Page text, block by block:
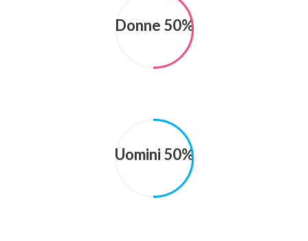
Donne 50%
Uomini 50%